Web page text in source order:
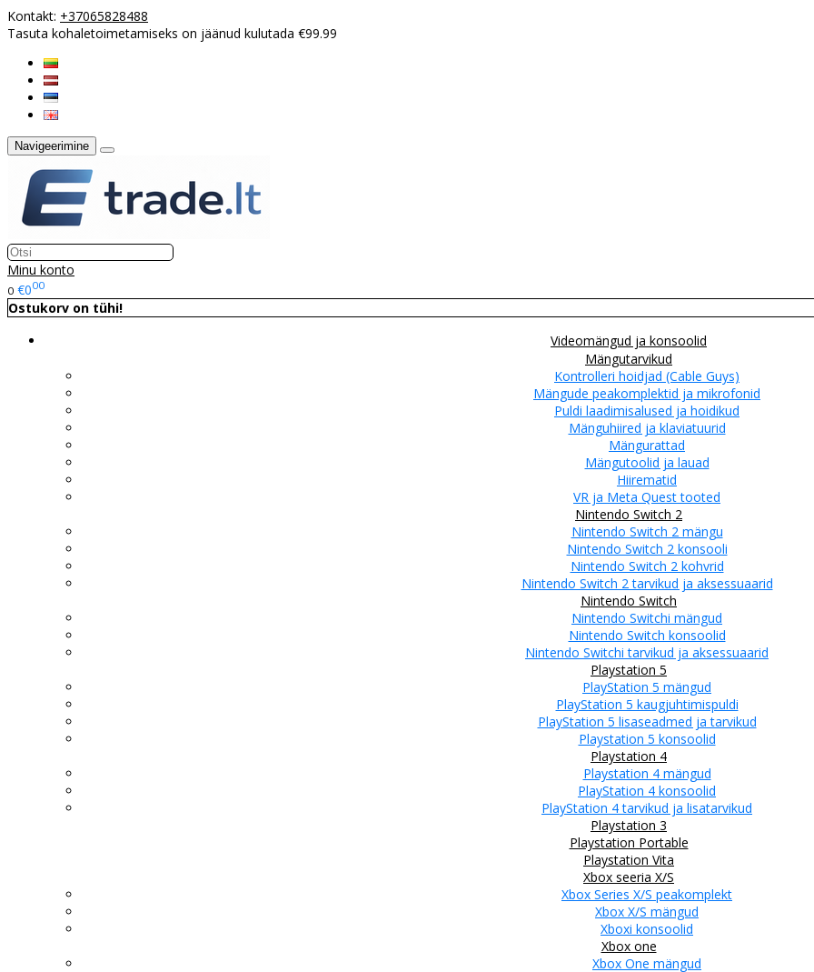
Kontakt: +37065828488
Tasuta kohaletoimetamiseks on jäänud kulutada €99.99
Navigeerimine
Minu konto
0 €000
Ostukorv on tühi!
Videomängud ja konsoolid
Mängutarvikud
Kontrolleri hoidjad (Cable Guys)
Mängude peakomplektid ja mikrofonid
Puldi laadimisalused ja hoidikud
Mänguhiired ja klaviatuurid
Mängurattad
Mängutoolid ja lauad
Hiirematid
VR ja Meta Quest tooted
Nintendo Switch 2
Nintendo Switch 2 mängu
Nintendo Switch 2 konsooli
Nintendo Switch 2 kohvrid
Nintendo Switch 2 tarvikud ja aksessuaarid
Nintendo Switch
Nintendo Switchi mängud
Nintendo Switch konsoolid
Nintendo Switchi tarvikud ja aksessuaarid
Playstation 5
PlayStation 5 mängud
PlayStation 5 kaugjuhtimispuldi
PlayStation 5 lisaseadmed ja tarvikud
Playstation 5 konsoolid
Playstation 4
Playstation 4 mängud
PlayStation 4 konsoolid
PlayStation 4 tarvikud ja lisatarvikud
Playstation 3
Playstation Portable
Playstation Vita
Xbox seeria X/S
Xbox Series X/S peakomplekt
Xbox X/S mängud
Xboxi konsoolid
Xbox one
Xbox One mängud